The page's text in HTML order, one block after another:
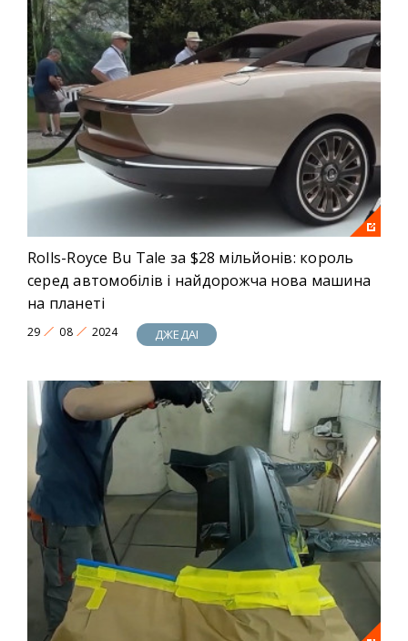
Rolls-Royce Bu Tale за $28 мільйонів: король
серед автомобілів і найдорожча нова машина
на планеті
29 08 2024 ДЖЕДАІ